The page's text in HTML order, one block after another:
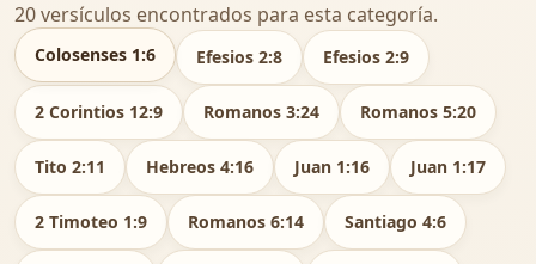
20 versículos encontrados para esta categoría.
Colosenses 1:6 Efesios 2:8 Efesios 2:9
2 Corintios 12:9 Romanos 3:24 Romanos 5:20
Tito 2:11 Hebreos 4:16 Juan 1:16 Juan 1:17
2 Timoteo 1:9 Romanos 6:14 Santiago 4:6